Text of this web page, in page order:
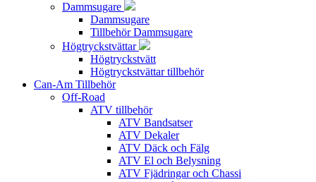
Dammsugare
Dammsugare
Tillbehör Dammsugare
Högtryckstvättar
Högtryckstvätt
Högtryckstvättar tillbehör
Can-Am Tillbehör
Off-Road
ATV tillbehör
ATV Bandsatser
ATV Dekaler
ATV Däck och Fälg
ATV El och Belysning
ATV Fjädringar och Chassi